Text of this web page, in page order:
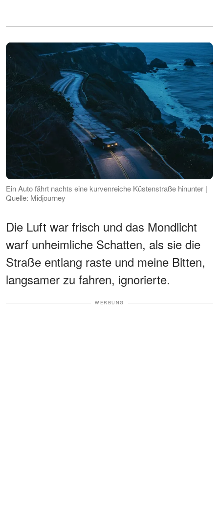
Ein Auto fährt nachts eine kurvenreiche Küstenstraße hinunter |
Quelle: Midjourney
Die Luft war frisch und das Mondlicht
warf unheimliche Schatten, als sie die
Straße entlang raste und meine Bitten,
langsamer zu fahren, ignorierte.
WERBUNG